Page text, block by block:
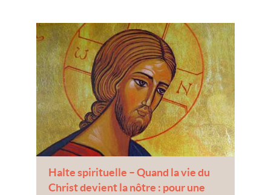
Halte spirituelle – Quand la vie du
Christ devient la nôtre : pour une